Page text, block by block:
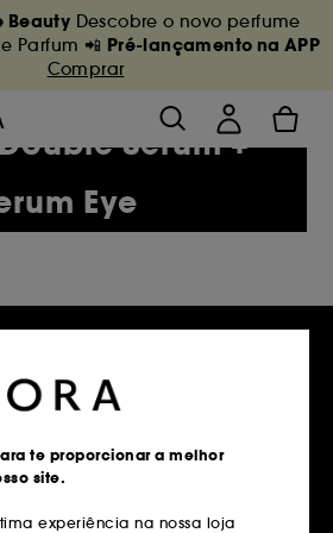
Beauty Descobre o novo perfume
Parfum 📲 Pré-lançamento na APP
Comprar
Serum +
Eye
a 39€
te proporcionar a melhor
site.
experiência na nossa loja